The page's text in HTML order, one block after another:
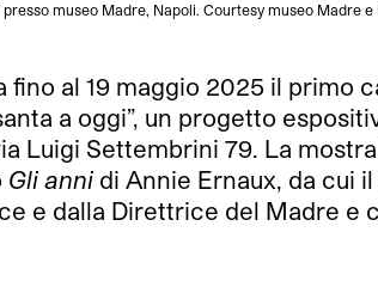
presso museo Madre, Napoli. Courtesy museo Madre
al 19 maggio 2025 il primo
a oggi”, un progetto
Luigi Settembrini 79. La
Gli anni di Annie Ernaux, da cui
e dalla Direttrice del Madre e